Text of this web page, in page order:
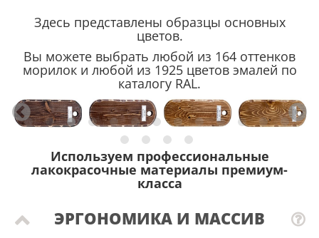
Здесь представлены образцы основных
цветов.
Вы можете выбрать любой из 164 оттенков
морилок и любой из 1925 цветов эмалей по
каталогу RAL.
Используем профессиональные
лакокрасочные материалы премиум-
класса
ЭРГОНОМИКА И МАССИВ